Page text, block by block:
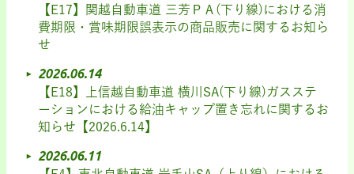
【E17】関越自動車道 三芳ＰＡ(下り線)における消
費期限・賞味期限誤表示の商品販売に関するお知ら
せ
2026.06.14
【E18】上信越自動車道 横川SA(下り線)ガスステ
ーションにおける給油キャップ置き忘れに関するお
知らせ【2026.6.14】
2026.06.11